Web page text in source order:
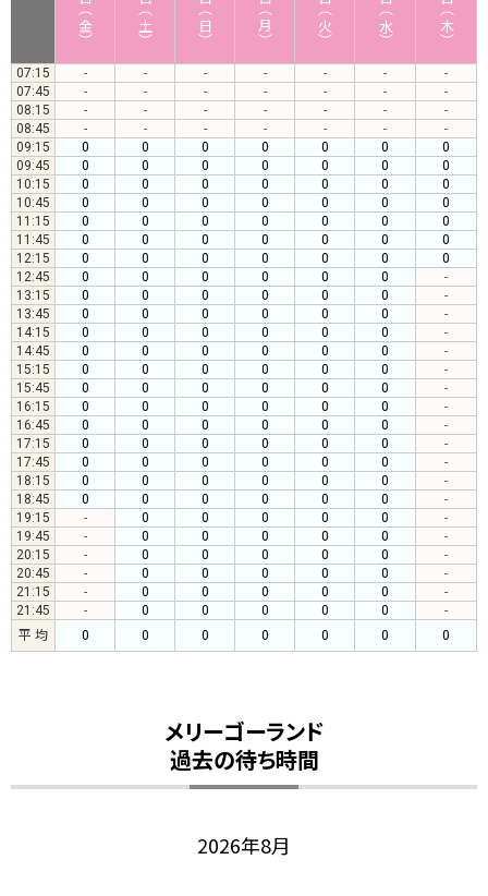
日（金） 日（土） 日（日） 日（月） 日（火） 日（水） 日（木）
07:15 - - - - - -
-
07:45
- - - - - -
-
08:15
- - - - - -
-
08:45
- - - - - -
-
09:15
0 0 0 0 0 0
0
09:45
0 0 0 0 0 0
0
10:15
0 0 0 0 0 0
0
10:45
0 0 0 0 0 0
0
11:15
0 0 0 0 0 0
0
11:45
0 0 0 0 0 0
0
12:15
0 0 0 0 0 0
0
12:45
0 0 0 0 0 0
-
13:15
0 0 0 0 0 0
-
13:45
0 0 0 0 0 0
-
14:15
0 0 0 0 0 0
-
14:45
0 0 0 0 0 0
-
15:15
0 0 0 0 0 0
-
15:45
0 0 0 0 0 0
-
16:15
0 0 0 0 0 0
-
16:45
0 0 0 0 0 0
-
17:15
0 0 0 0 0 0
-
17:45
0 0 0 0 0 0
-
18:15
0 0 0 0 0 0
-
18:45
0 0 0 0 0 0
-
19:15
- 0 0 0 0 0
-
19:45
- 0 0 0 0 0
-
20:15
- 0 0 0 0 0
-
20:45
- 0 0 0 0 0
-
21:15
- 0 0 0 0 0
-
21:45
- 0 0 0 0 0
-
平 均
0 0 0 0 0 0 0
メリーゴーランド
過去の待ち時間
2026年8月